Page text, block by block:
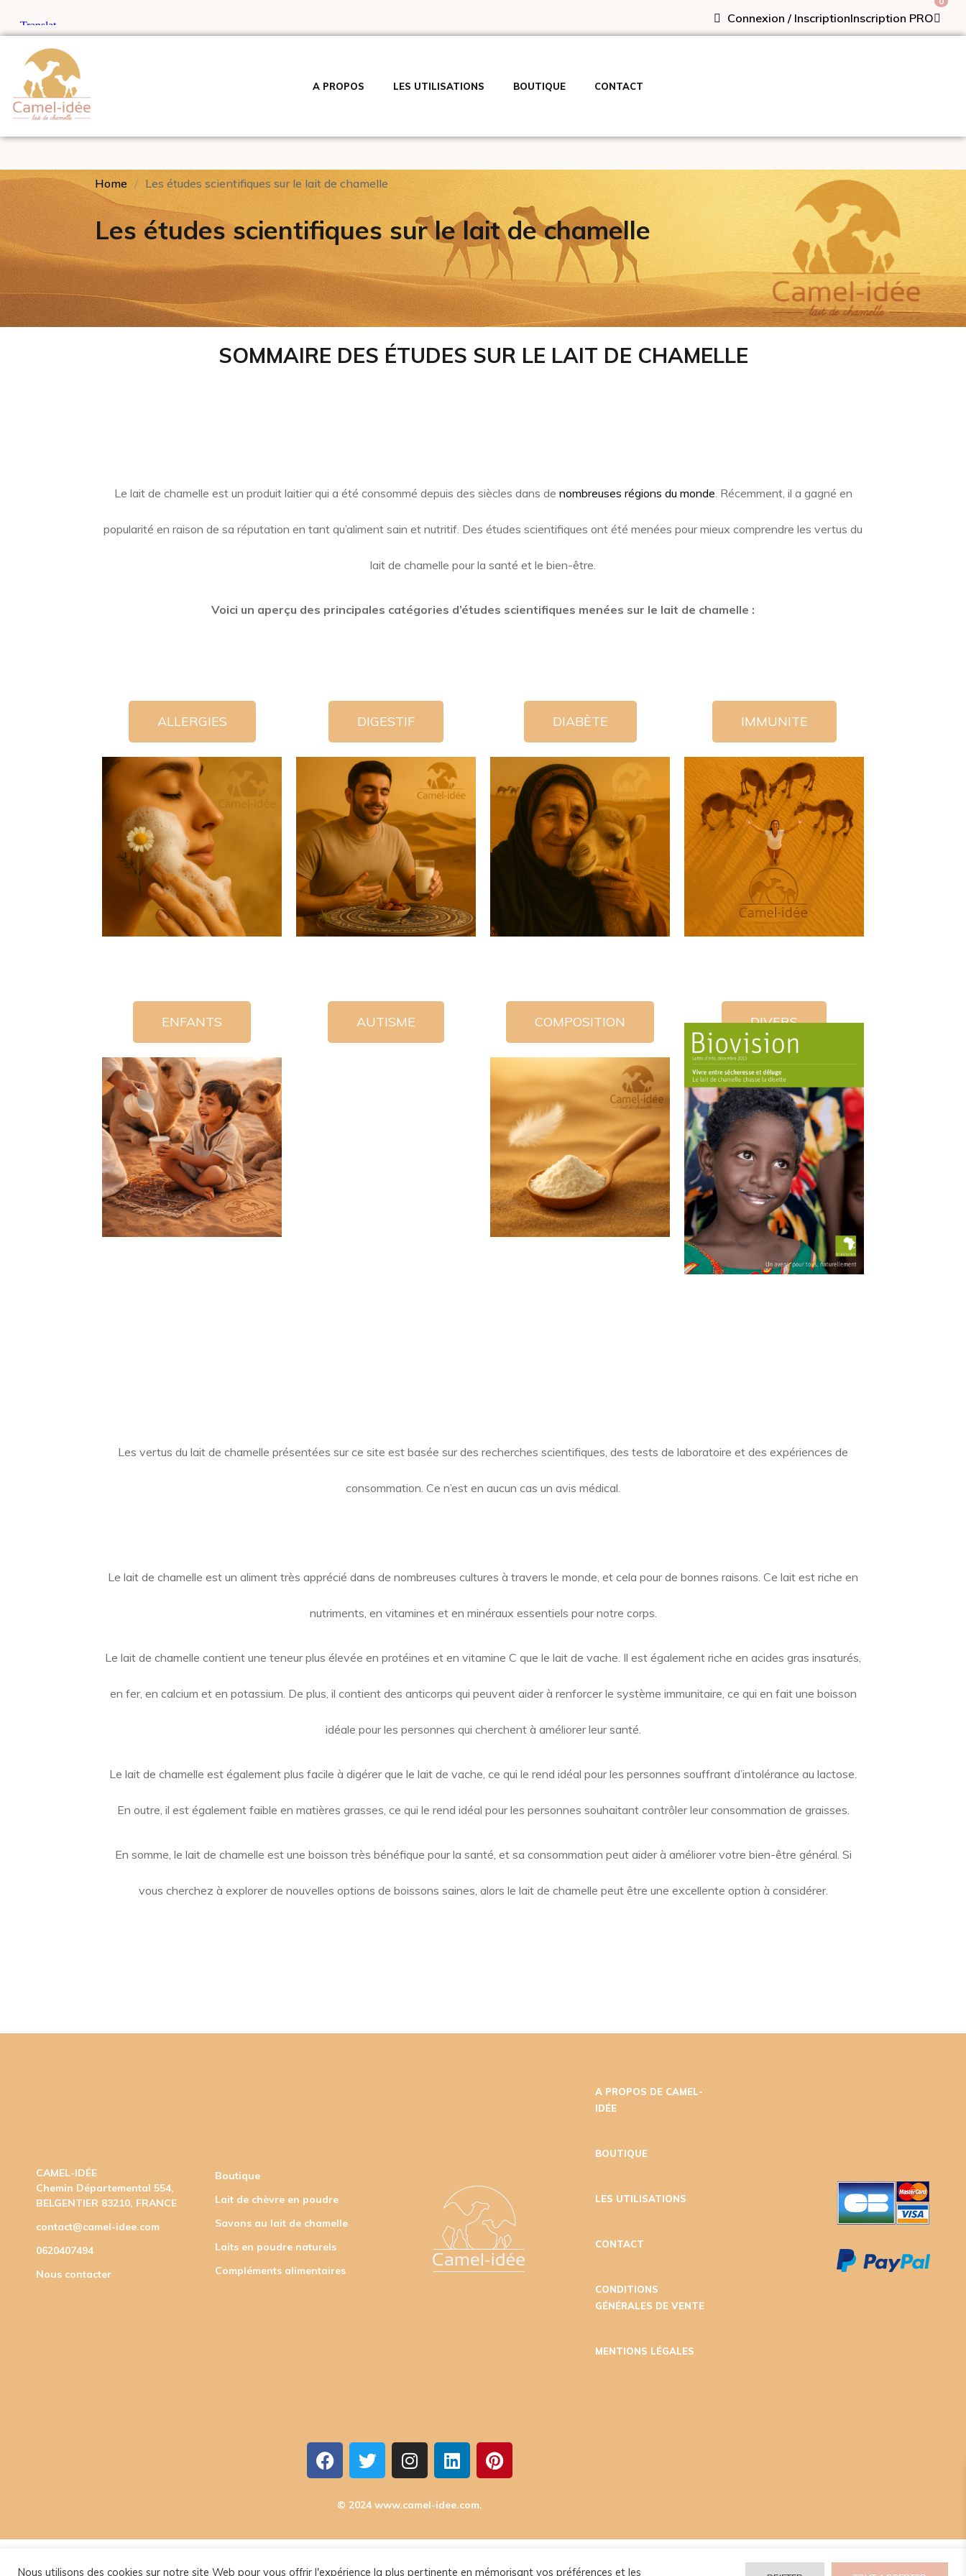
Connexion / InscriptionInscription PRO
A PROPOS LES UTILISATIONS BOUTIQUE CONTACT
Home Les études scientifiques sur le lait de chamelle
Les études scientifiques sur le lait de chamelle
SOMMAIRE DES ÉTUDES SUR LE LAIT DE CHAMELLE
Le lait de chamelle est un produit laitier qui a été consommé depuis des siècles dans de nombreuses régions du monde. Récemment, il a gagné en
popularité en raison de sa réputation en tant qu’aliment sain et nutritif. Des études scientifiques ont été menées pour mieux comprendre les vertus du
lait de chamelle pour la santé et le bien-être.
Voici un aperçu des principales catégories d’études scientifiques menées sur le lait de chamelle :
ALLERGIES DIGESTIF DIABÈTE IMMUNITE
ENFANTS AUTISME COMPOSITION DIVERS
Les vertus du lait de chamelle présentées sur ce site est basée sur des recherches scientifiques, des tests de laboratoire et des expériences de
consommation. Ce n’est en aucun cas un avis médical.
Le lait de chamelle est un aliment très apprécié dans de nombreuses cultures à travers le monde, et cela pour de bonnes raisons. Ce lait est riche en
nutriments, en vitamines et en minéraux essentiels pour notre corps.
Le lait de chamelle contient une teneur plus élevée en protéines et en vitamine C que le lait de vache. Il est également riche en acides gras insaturés,
en fer, en calcium et en potassium. De plus, il contient des anticorps qui peuvent aider à renforcer le système immunitaire, ce qui en fait une boisson
idéale pour les personnes qui cherchent à améliorer leur santé.
Le lait de chamelle est également plus facile à digérer que le lait de vache, ce qui le rend idéal pour les personnes souffrant d’intolérance au lactose.
En outre, il est également faible en matières grasses, ce qui le rend idéal pour les personnes souhaitant contrôler leur consommation de graisses.
En somme, le lait de chamelle est une boisson très bénéfique pour la santé, et sa consommation peut aider à améliorer votre bien-être général. Si
vous cherchez à explorer de nouvelles options de boissons saines, alors le lait de chamelle peut être une excellente option à considérer.
CAMEL-IDÉE
Chemin Départemental 554,
BELGENTIER 83210, FRANCE
contact@camel-idee.com
0620407494
Nous contacter
Boutique
Lait de chèvre en poudre
Savons au lait de chamelle
Laits en poudre naturels
Compléments alimentaires
A PROPOS DE CAMEL-
IDÉE
BOUTIQUE
LES UTILISATIONS
CONTACT
CONDITIONS
GÉNÉRALES DE VENTE
MENTIONS LÉGALES
© 2024 www.camel-idee.com.
Nous utilisons des cookies sur notre site Web pour vous offrir l'expérience la plus pertinente en mémorisant vos préférences et les